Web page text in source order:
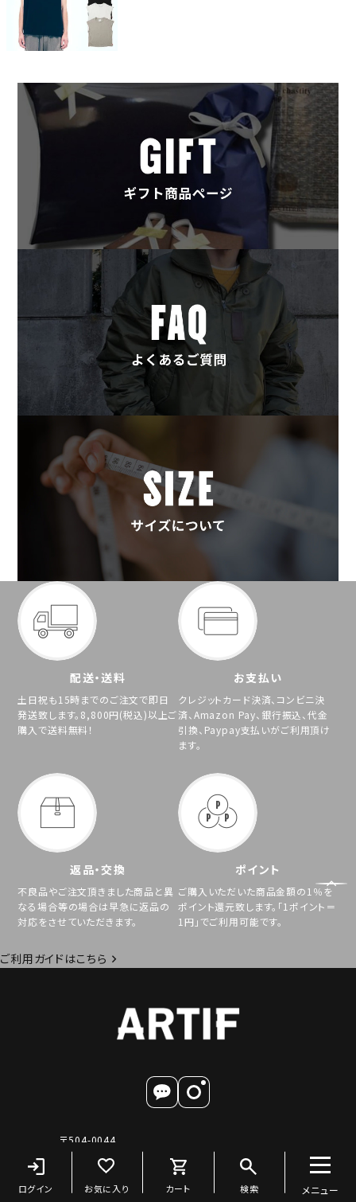
配送・送料
土日祝も15時までのご注文で即日
発送致します。8,800円(税込)以上ご
購入で送料無料！
お支払い
クレジットカード決済、コンビニ決
済、Amazon Pay、銀行振込、代金
引換、Paypay支払いがご利用頂け
ます。
返品・交換
不良品やご注文頂きました商品と異
なる場合等の場合は早急に返品の
対応をさせていただきます。
ポイント
ご購入いただいた商品金額の1％を
ポイント還元致します。「1ポイント＝
1円」でご利用可能です。
ご利用ガイドはこちら
〒504-0044
岐阜県各務原市那加石山町2丁目20番地-1 Mport2F
店舗営業時間 10:00～20:00 (毎週木曜定休日)
TEL 058-371-8400